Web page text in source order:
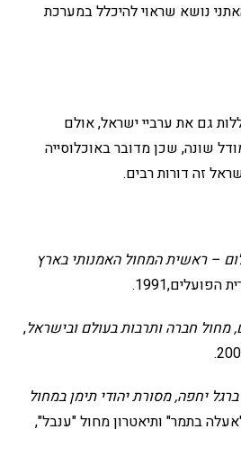
נושא שראוי להיכלל במערכת
גם את ערביי ישראל, אולם
שונה, שכן מדובר באוכלוסייה
זה דורות רבים.
– ראשית המחול האמנותי בארץ
הפועלים,1991.
מחול חברה ותרבות בעולם ובישראל,
ברגל יחפה, מסורת יהודי תימן במחול
בתמר" ותיאטרון מחול "ענבל",